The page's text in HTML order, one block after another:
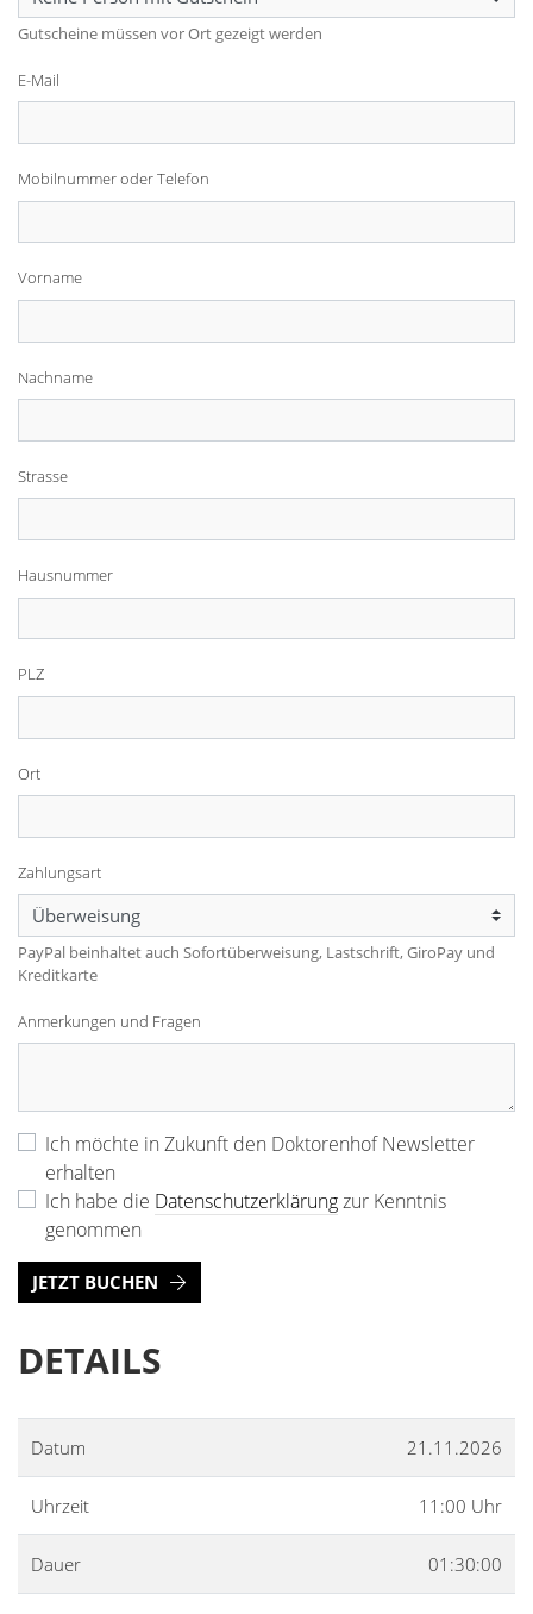
Gutscheine müssen vor Ort gezeigt werden
E-Mail
Mobilnummer oder Telefon
Vorname
Nachname
Strasse
Hausnummer
PLZ
Ort
Zahlungsart
PayPal beinhaltet auch Sofortüberweisung, Lastschrift, GiroPay und
Kreditkarte
Anmerkungen und Fragen
Ich möchte in Zukunft den Doktorenhof Newsletter
erhalten
Ich habe die Datenschutzerklärungzur Kenntnis
genommen
JETZT BUCHEN
DETAILS
Datum 21.11.2026
Uhrzeit 11:00 Uhr
Dauer 01:30:00